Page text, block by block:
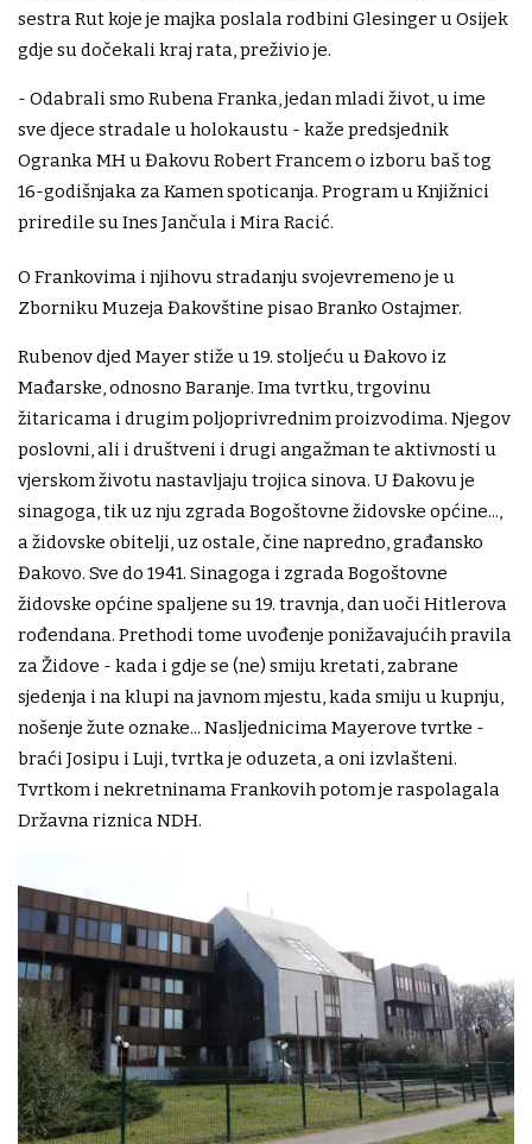
sestra Rut koje je majka poslala rodbini Glesinger u Osijek
gdje su dočekali kraj rata, preživio je.
- Odabrali smo Rubena Franka, jedan mladi život, u ime
sve djece stradale u holokaustu - kaže predsjednik
Ogranka MH u Đakovu Robert Francem o izboru baš tog
16-godišnjaka za Kamen spoticanja. Program u Knjižnici
priredile su Ines Jančula i Mira Racić.
O Frankovima i njihovu stradanju svojevremeno je u
Zborniku Muzeja Đakovštine pisao Branko Ostajmer.
Rubenov djed Mayer stiže u 19. stoljeću u Đakovo iz
Mađarske, odnosno Baranje. Ima tvrtku, trgovinu
žitaricama i drugim poljoprivrednim proizvodima. Njegov
poslovni, ali i društveni i drugi angažman te aktivnosti u
vjerskom životu nastavljaju trojica sinova. U Đakovu je
sinagoga, tik uz nju zgrada Bogoštovne židovske općine...,
a židovske obitelji, uz ostale, čine napredno, građansko
Đakovo. Sve do 1941. Sinagoga i zgrada Bogoštovne
židovske općine spaljene su 19. travnja, dan uoči Hitlerova
rođendana. Prethodi tome uvođenje ponižavajućih pravila
za Židove - kada i gdje se (ne) smiju kretati, zabrane
sjedenja i na klupi na javnom mjestu, kada smiju u kupnju,
nošenje žute oznake... Nasljednicima Mayerove tvrtke -
braći Josipu i Luji, tvrtka je oduzeta, a oni izvlašteni.
Tvrtkom i nekretninama Frankovih potom je raspolagala
Državna riznica NDH.